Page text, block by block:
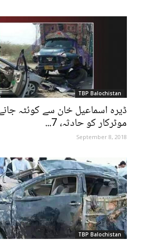
TBP Balochistan
ڈیرہ اسماعیل خان سے کوئٹہ
موٹرکار کو حادثہ، 7...
September 8, 2018
TBP Balochistan